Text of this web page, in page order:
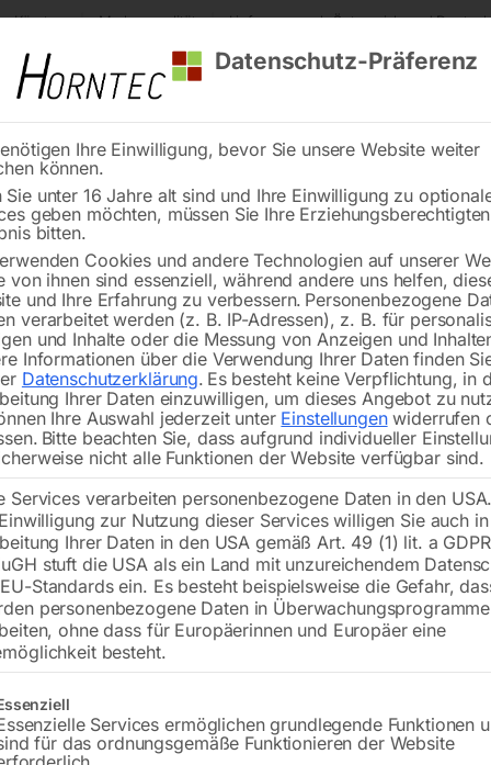
Kärnten Markenqualität Lieferung nach Österreich und
Reinigung
PLUS 3000×1480 mm 16-100×100
🔍
Schweißtisch
Tischplatte 3000×1480 mm
Bohrung ø16
Gitter 100×100
€4.992,00
inkl. MwSt. Kostenloser Versand
Versandkosten Standard (Österreich):
Datenschutz-Präferenz
Ihre Einwilligung, bevor Sie unsere Website weiter
können.
Sie unter 16 Jahre alt sind und Ihre Einwilligung zu
geben möchten, müssen Sie Ihre
bitten.
Cookies und andere Technologien auf unserer
von ihnen sind essenziell, während andere uns helfen,
und Ihre Erfahrung zu verbessern. Personenbezogene
verarbeitet werden (z. B. IP-Adressen), z. B. für
und Inhalte oder die Messung von Anzeigen und
Informationen über die Verwendung Ihrer Daten finden
Datenschutzerklärung. Es besteht keine Verpflichtung, in
Ihrer Daten einzuwilligen, um dieses Angebot zu
Ihre Auswahl jederzeit unter Einstellungenwiderrufen
Bitte beachten Sie, dass aufgrund individueller
nicht alle Funktionen der Website verfügbar sind.
Services verarbeiten personenbezogene Daten in den
zur Nutzung dieser Services willigen Sie auch
Ihrer Daten in den USA gemäß Art. 49 (1) lit. a
stuft die USA als ein Land mit unzureichendem
Standards ein. Es besteht beispielsweise die Gefahr,
personenbezogene Daten in
ohne dass für Europäerinnen und Europäer eine
besteht.
eine Liste der Service-Gruppen, für die eine Einwilligung erteilt
Services ermöglichen grundlegende Funktionen
für das ordnungsgemäße Funktionieren der Website